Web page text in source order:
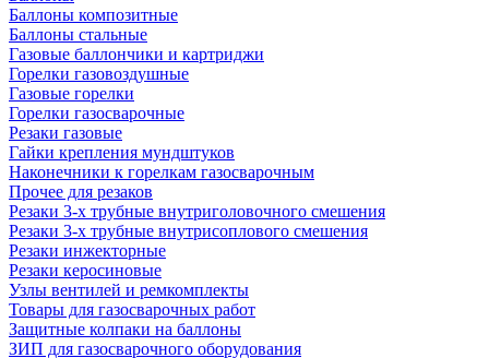
Баллоны композитные
Баллоны стальные
Газовые баллончики и картриджи
Горелки газовоздушные
Газовые горелки
Горелки газосварочные
Резаки газовые
Гайки крепления мундштуков
Наконечники к горелкам газосварочным
Прочее для резаков
Резаки 3-х трубные внутриголовочного смешения
Резаки 3-х трубные внутрисоплового смешения
Резаки инжекторные
Резаки керосиновые
Узлы вентилей и ремкомплекты
Товары для газосварочных работ
Защитные колпаки на баллоны
ЗИП для газосварочного оборудования